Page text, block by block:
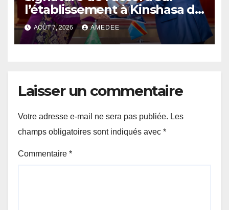
l’établissement à Kinshasa du
bureau-pays de l’Agence de
développement de l’Union
africaine–Nouveau
(AUDA-NEPAD)
AOÛT 7, 2026 AMEDEE
Laisser un commentaire
Votre adresse e-mail ne sera pas publiée. Les
champs obligatoires sont indiqués avec *
Commentaire *